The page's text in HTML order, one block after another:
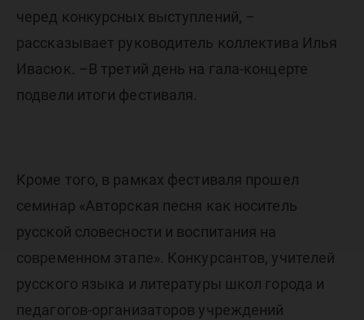
черед конкурсных выступлений, –
рассказывает руководитель коллектива Илья
Ивасюк. –В третий день на гала-концерте
подвели итоги фестиваля.
Кроме того, в рамках фестиваля прошел
семинар «Авторская песня как носитель
русской словесности и воспитания на
современном этапе». Конкурсантов, учителей
русского языка и литературы школ города и
педагогов-организаторов учреждений